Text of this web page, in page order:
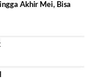
Akhir Mei, Bisa